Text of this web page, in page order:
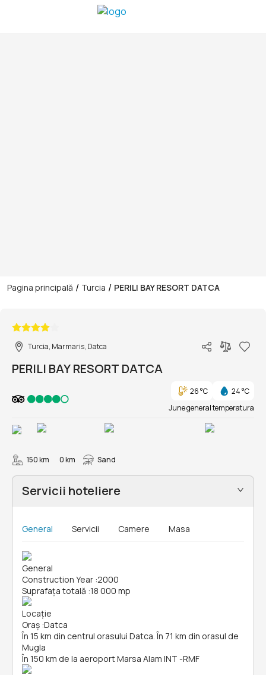
Pagina principală / Turcia / PERILI BAY RESORT DATCA
Turcia, Marmaris, Datca
PERILI BAY RESORT DATCA
26 °C
24 °C
June general temperatura
150 km 0 km Sand
Servicii hoteliere
General Servicii Camere Masa
General
Construction Year :2000
Suprafața totală :18 000 mp
Locație
Oraș :Datca
În 15 km din centrul orasului Datca. În 71 km din orasul de
Mugla
În 150 km de la aeroport Marsa Alam INT -RMF